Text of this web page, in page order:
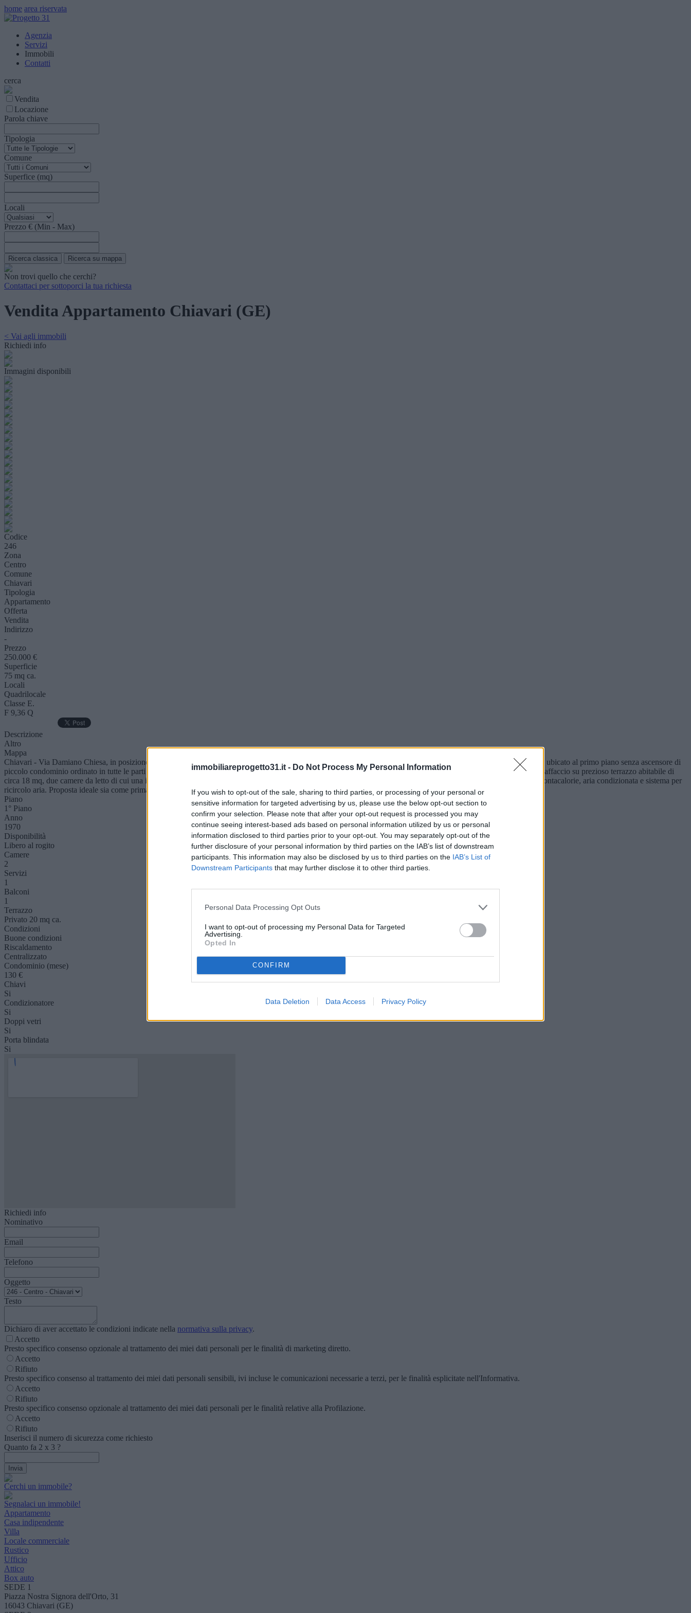
immobiliareprogetto31.it - Do Not Process My Personal Information
If you wish to opt-out of the sale, sharing to third parties, or processing of your personal or
sensitive information for targeted advertising by us, please use the below opt-out section to
confirm your selection. Please note that after your opt-out request is processed you may
continue seeing interest-based ads based on personal information utilized by us or personal
information disclosed to third parties prior to your opt-out. You may separately opt-out of the
further disclosure of your personal information by third parties on the IAB’s list of downstream
participants. This information may also be disclosed by us to third parties on the IAB’s List of
Downstream Participants that may further disclose it to other third parties.
Personal Data Processing Opt Outs
I want to opt-out of processing my Personal Data for Targeted
Advertising.
Opted In
CONFIRM
Data Deletion Data Access Privacy Policy
home area riservata
Agenzia
Servizi
Immobili
Contatti
cerca
Vendita
Locazione
Parola chiave
Tipologia
Comune
Superfice (mq)
Locali
Prezzo € (Min - Max)
Non trovi quello che cerchi?
Contattaci per sottoporci la tua richiesta
Vendita Appartamento Chiavari (GE)
< Vai agli immobili
Richiedi info
Immagini disponibili
Codice
246
Zona
Centro
Comune
Chiavari
Tipologia
Appartamento
Offerta
Vendita
Indirizzo
-
Prezzo
250.000 €
Superficie
75 mq ca.
Locali
Quadrilocale
Classe E.
F 9,36 Q
Descrizione
Altro
Mappa
Chiavari - Via Damiano Chiesa, in posizione strategica a pochi passi dal centro storico cittadino, l'immobiliare Progetto31 propone in esclusiva di vendita appartamento ubicato al primo piano senza ascensore di
piccolo condominio ordinato in tutte le parti comuni. L'immobile, pronto da abitare sino da subito, allo stato attuale è così distribuito: Ingresso in soggiorno, cucina con affaccio su prezioso terrazzo abitabile di
circa 18 mq, due camere da letto di cui una in affaccio su secondo terrazzino, bagno finestrato e cantina/solana pertinenziale. Riscaldamento centralizzato con valvole contacalorie, aria condizionata e sistema per
ricircolo aria. Proposta ideale sia come prima che seconda casa.
Piano
1° Piano
Anno
1970
Disponibilità
Libero al rogito
Camere
2
Servizi
1
Balconi
1
Terrazzo
Privato 20 mq ca.
Condizioni
Buone condizioni
Riscaldamento
Centralizzato
Condominio (mese)
130 €
Chiavi
Si
Condizionatore
Si
Doppi vetri
Si
Porta blindata
Si
Richiedi info
Nominativo
Email
Telefono
Oggetto
Testo
Dichiaro di aver accettato le condizioni indicate nella normativa sulla privacy.
Accetto
Presto specifico consenso opzionale al trattamento dei miei dati personali per le finalità di marketing diretto.
Accetto
Rifiuto
Presto specifico consenso al trattamento dei miei dati personali sensibili, ivi incluse le comunicazioni necessarie a terzi, per le finalità esplicitate nell'Informativa.
Accetto
Rifiuto
Presto specifico consenso opzionale al trattamento dei miei dati personali per le finalità relative alla Profilazione.
Accetto
Rifiuto
Inserisci il numero di sicurezza come richiesto
Quanto fa 2 x 3 ?
Cerchi un immobile?
Segnalaci un immobile!
Appartamento
Casa indipendente
Villa
Locale commerciale
Rustico
Ufficio
Attico
Box auto
SEDE 1
Piazza Nostra Signora dell'Orto, 31
16043 Chiavari (GE)